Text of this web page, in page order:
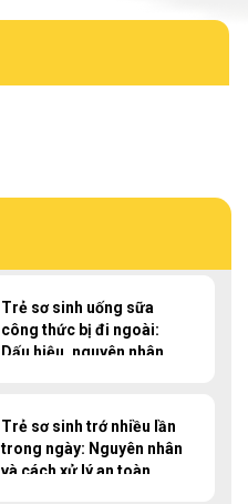
Trẻ sơ sinh uống sữa
công thức bị đi ngoài:
Dấu hiệu, nguyên nhân
Trẻ sơ sinh trớ nhiều lần
trong ngày: Nguyên nhân
và cách xử lý an toàn